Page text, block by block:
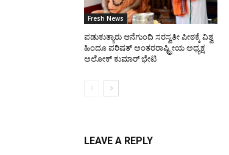
Fresh News
ಪಡುಕುತ್ಯಾರು ಆನೆಗುಂದಿ ಸರಸ್ವತೀ ಪೀಠಕ್ಕೆ ವಿಶ್ವ
ಹಿಂದೂ ಪರಿಷತ್ ಅಂತರರಾಷ್ಟ್ರೀಯ ಅಧ್ಯಕ್ಷ
ಅಲೋಕ್ ಕುಮಾರ್ ಭೇಟಿ
LEAVE A REPLY